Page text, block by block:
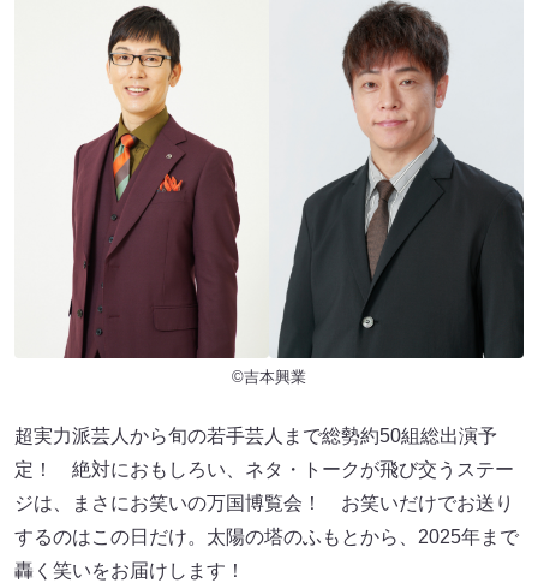
©吉本興業
超実力派芸人から旬の若手芸人まで総勢約50組総出演予
定！ 絶対におもしろい、ネタ・トークが飛び交うステー
ジは、まさにお笑いの万国博覧会！ お笑いだけでお送り
するのはこの日だけ。太陽の塔のふもとから、2025年まで
轟く笑いをお届けします！